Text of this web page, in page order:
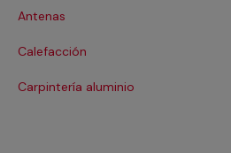
Antenas
Calefacción
Carpintería aluminio